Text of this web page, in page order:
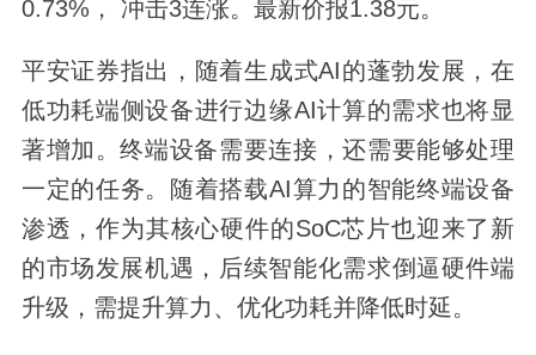
0.73%， 冲击3连涨。最新价报1.38元。
平安证券指出，随着生成式AI的蓬勃发展，在
低功耗端侧设备进行边缘AI计算的需求也将显
著增加。终端设备需要连接，还需要能够处理
一定的任务。随着搭载AI算力的智能终端设备
渗透，作为其核心硬件的SoC芯片也迎来了新
的市场发展机遇，后续智能化需求倒逼硬件端
升级，需提升算力、优化功耗并降低时延。